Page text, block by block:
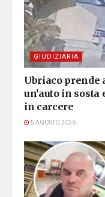
GIUDIZIARIA
Ubriaco prende
un’auto in
in carcere
5 AGOSTO 2026